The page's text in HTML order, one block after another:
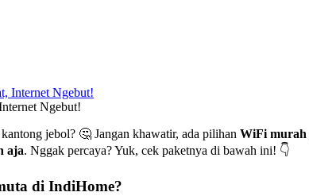
Ngebut!
jebol? 🤔 Jangan khawatir, ada pilihan WiFi murah
aja. Nggak percaya? Yuk, cek paketnya di bawah ini! 👇
di IndiHome?